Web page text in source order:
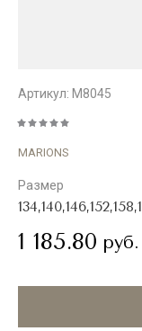
Артикул: M8045
MARIONS
Размер
1 185.80 руб.